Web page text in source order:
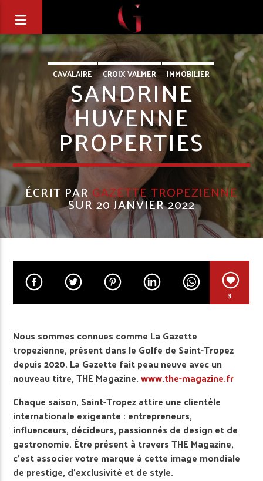
CAVALAIRE CROIX VALMER IMMOBILIER
SANDRINE
HUVENNE
PROPERTIES
ÉCRIT PAR GAZETTE TROPEZIENNE
SUR 20 JANVIER 2022
3
Nous sommes connues comme La Gazette
tropezienne, présent dans le Golfe de Saint-Tropez
depuis 2020. La Gazette fait peau neuve avec un
nouveau titre, THE Magazine.www.the-magazine.fr
Chaque saison, Saint-Tropez attire une clientèle
internationale exigeante : entrepreneurs,
influenceurs, décideurs, passionnés de design et de
gastronomie. Être présent à travers THE Magazine,
c’est associer votre marque à cette image mondiale
de prestige, d’exclusivité et de style.